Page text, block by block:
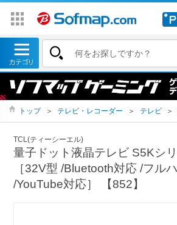
トップ ＞ テレビ・レコーダー ＞ テレビ ＞
TCL(ティーシーエル)
量子ドット液晶テレビ S5Kシ
［32V型 /Bluetooth対応 /フル
/YouTube対応］ 【852】